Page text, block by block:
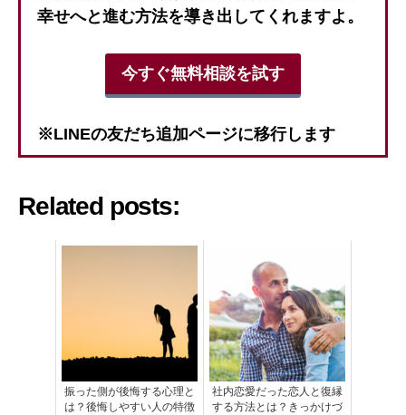
幸せへと進む方法を導き出してくれますよ。
今すぐ無料相談を試す
※LINEの友だち追加ページに移行します
Related posts:
振った側が後悔する心理と
は？後悔しやすい人の特徴
社内恋愛だった恋人と復縁
する方法とは？きっかけづ